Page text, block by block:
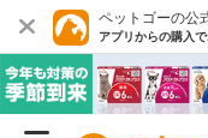
ペットゴーの公
アプリからの購入